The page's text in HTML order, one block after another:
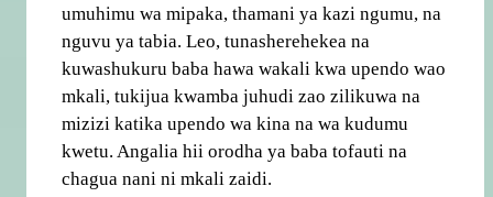
umuhimu wa mipaka, thamani ya kazi ngumu, na
nguvu ya tabia. Leo, tunasherehekea na
kuwashukuru baba hawa wakali kwa upendo wao
mkali, tukijua kwamba juhudi zao zilikuwa na
mizizi katika upendo wa kina na wa kudumu
kwetu. Angalia hii orodha ya baba tofauti na
chagua nani ni mkali zaidi.